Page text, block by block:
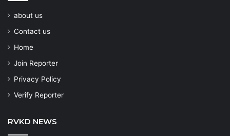
about us
Contact us
Home
Join Reporter
Privacy Policy
Verify Reporter
RVKD NEWS